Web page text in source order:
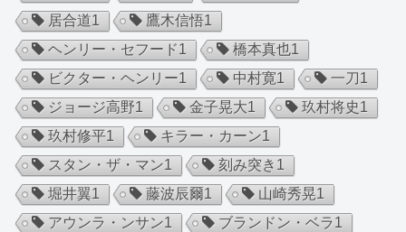
居合道1 鷹木信悟1
ヘンリー・セフード1 橋本真也1
ビクター・ヘンリー1 中村寛1 一刀1
ジョージ高野1 金子晃大1 玖村将史1
玖村修平1 キラー・カーン1
スタン・ザ・マン1 刻み突き 1
堀井翼1 藤波辰爾1 山崎秀晃1
アウンラ・ンサン1 ブランドン・ベラ1